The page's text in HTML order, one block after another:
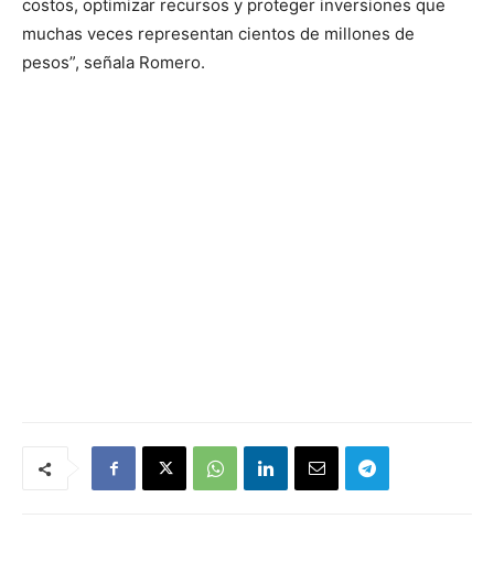
costos, optimizar recursos y proteger inversiones que
muchas veces representan cientos de millones de
pesos”, señala Romero.